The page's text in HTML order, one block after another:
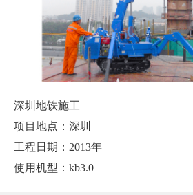
深圳地铁施工
项目地点：深圳
工程日期：2013年
使用机型：kb3.0